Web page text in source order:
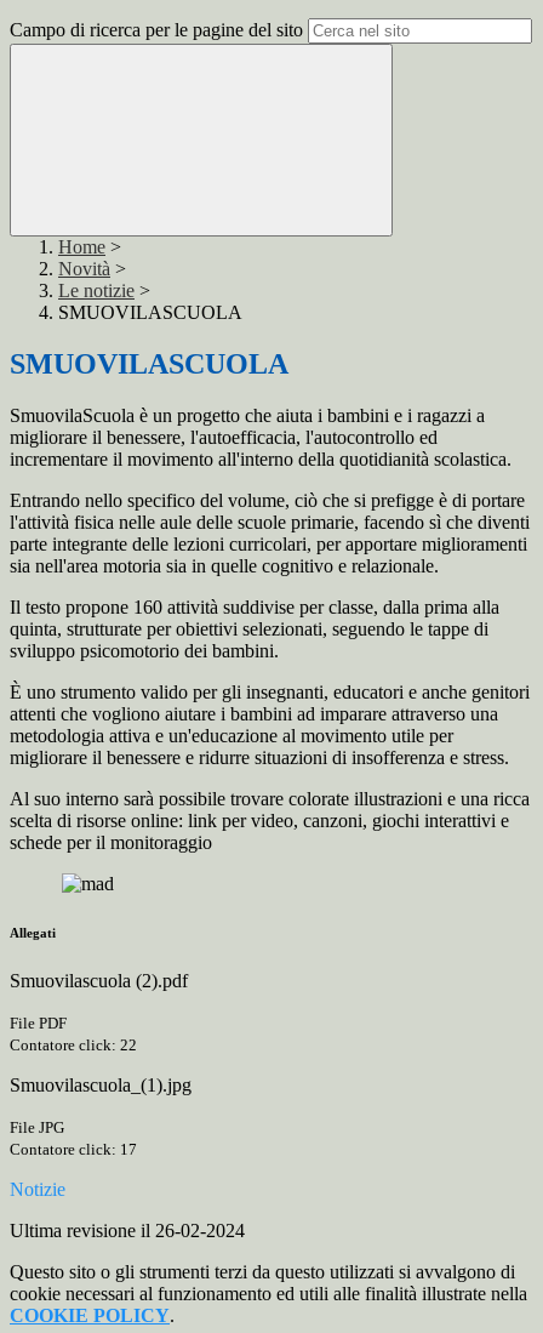
Campo di ricerca per le pagine del sito
Home >
Novità >
Le notizie >
SMUOVILASCUOLA
SMUOVILASCUOLA
SmuovilaScuola è un progetto che aiuta i bambini e i ragazzi a
migliorare il benessere, l'autoefficacia, l'autocontrollo ed
incrementare il movimento all'interno della quotidianità scolastica.
Entrando nello specifico del volume, ciò che si prefigge è di portare
l'attività fisica nelle aule delle scuole primarie, facendo sì che diventi
parte integrante delle lezioni curricolari, per apportare miglioramenti
sia nell'area motoria sia in quelle cognitivo e relazionale.
Il testo propone 160 attività suddivise per classe, dalla prima alla
quinta, strutturate per obiettivi selezionati, seguendo le tappe di
sviluppo psicomotorio dei bambini.
È uno strumento valido per gli insegnanti, educatori e anche genitori
attenti che vogliono aiutare i bambini ad imparare attraverso una
metodologia attiva e un'educazione al movimento utile per
migliorare il benessere e ridurre situazioni di insofferenza e stress.
Al suo interno sarà possibile trovare colorate illustrazioni e una ricca
scelta di risorse online: link per video, canzoni, giochi interattivi e
schede per il monitoraggio
Allegati
Smuovilascuola (2).pdf
File PDF
Contatore click: 22
Smuovilascuola_(1).jpg
File JPG
Contatore click: 17
Notizie
Ultima revisione il 26-02-2024
Questo sito o gli strumenti terzi da questo utilizzati si avvalgono di
cookie necessari al funzionamento ed utili alle finalità illustrate nella
COOKIE POLICY.